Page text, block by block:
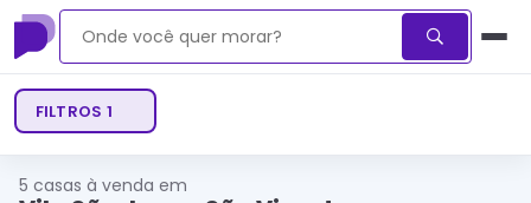
FILTROS 1
5 casas à venda em